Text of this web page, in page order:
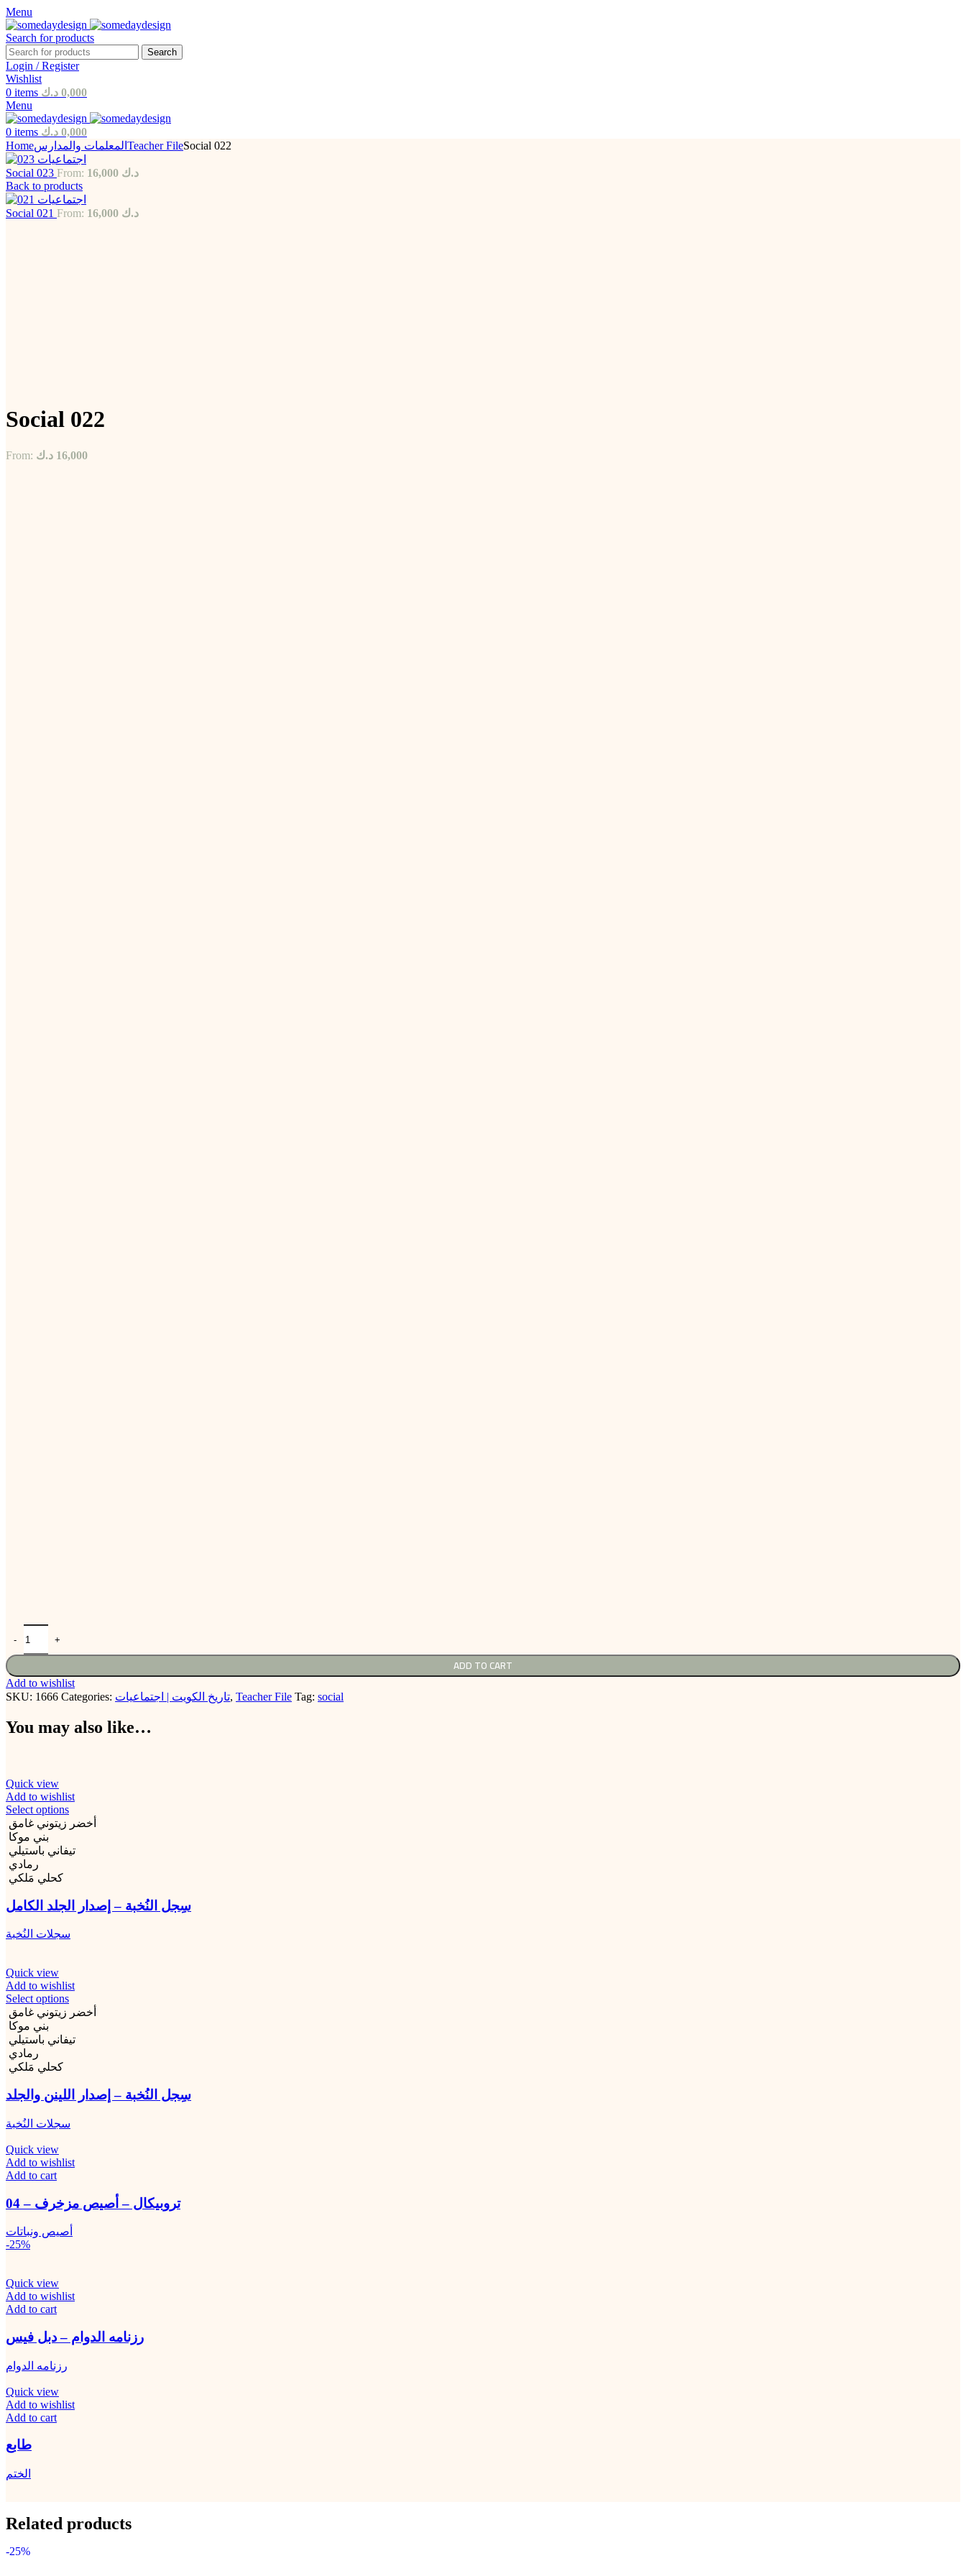
Menu
Search for products
Search
Login / Register
Wishlist
0 items 0,000 د.ك
Menu
0 items 0,000 د.ك
Homeالمعلمات والمدارس Teacher FileSocial 022
Social 023 From: 16,000 د.ك
Back to products
Social 021 From: 16,000 د.ك
Social 022
From: 16,000 د.ك
ADD TO CART
Add to wishlist
SKU: 1666 Categories: تاريخ الكويت | اجتماعيات, Teacher File Tag: social
You may also like…
Quick view
Add to wishlist
Select options
أخضر زيتوني غامق
بني موكا
تيفاني باستيلي
رمادي
كحلي مَلكي
سِجل النُخبة – إصدار الجلد الكامل
سجلات النُخبة
Quick view
Add to wishlist
Select options
أخضر زيتوني غامق
بني موكا
تيفاني باستيلي
رمادي
كحلي مَلكي
سِجل النُخبة – إصدار اللينن والجلد
سجلات النُخبة
Quick view
Add to wishlist
Add to cart
تروبيكال – أصيص مزخرف – 04
أصيص ونباتات
-25%
Quick view
Add to wishlist
Add to cart
رزنامه الدوام – دبل فيس
رزنامه الدوام
Quick view
Add to wishlist
Add to cart
طابع
الختم
Related products
-25%